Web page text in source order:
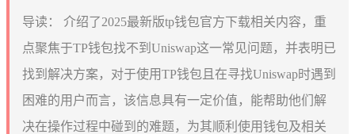
导读：
介绍了2025最新版tp钱包官方下载相关内容，重
点聚焦于TP钱包找不到Uniswap这一常见问题，并表明已
找到解决方案，对于使用TP钱包且在寻找Uniswap时遇到
困难的用户而言，该信息具有一定价值，能帮助他们解
决在操作过程中碰到的难题，为其顺利使用钱包及相关